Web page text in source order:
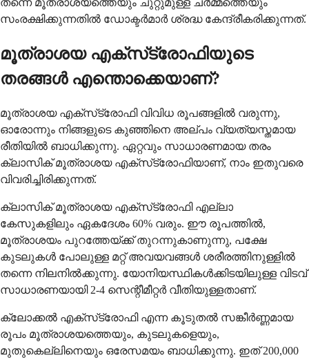
സംരക്ഷിക്കുന്നതില്‍ ഡോക്ടര്‍മാര്‍ ശ്രദ്ധ കേന്ദ്രീകരിക്കുന്നത്.
മൂത്രാശയ എക്‌സ്‌ട്രോഫിയുടെ
തരങ്ങള്‍ എന്തൊക്കെയാണ്?
മൂത്രാശയ എക്‌സ്‌ട്രോഫി വിവിധ രൂപങ്ങളില്‍ വരുന്നു,
ഓരോന്നും നിങ്ങളുടെ കുഞ്ഞിനെ അല്പം വ്യത്യസ്തമായ
രീതിയില്‍ ബാധിക്കുന്നു. ഏറ്റവും സാധാരണമായ തരം
ക്ലാസിക് മൂത്രാശയ എക്‌സ്‌ട്രോഫിയാണ്, നാം ഇതുവരെ
വിവരിച്ചിരിക്കുന്നത്.
ക്ലാസിക് മൂത്രാശയ എക്‌സ്‌ട്രോഫി എല്ലാ
കേസുകളിലും ഏകദേശം 60% വരും. ഈ രൂപത്തില്‍,
മൂത്രാശയം പുറത്തേയ്ക്ക് തുറന്നുകാണുന്നു, പക്ഷേ
കുടലുകള്‍ പോലുള്ള മറ്റ് അവയവങ്ങള്‍ ശരീരത്തിനുള്ളില്‍
തന്നെ നിലനില്‍ക്കുന്നു. യോനിയസ്ഥികള്‍ക്കിടയിലുള്ള വിടവ്
സാധാരണയായി 2-4 സെന്റീമീറ്റര്‍ വീതിയുള്ളതാണ്.
ക്ലോക്കല്‍ എക്‌സ്‌ട്രോഫി എന്ന കൂടുതല്‍ സങ്കീര്‍ണ്ണമായ
രൂപം മൂത്രാശയത്തെയും, കുടലുകളെയും,
മുതുകെല്ലിനെയും ഒരേസമയം ബാധിക്കുന്നു. ഇത് 200,000